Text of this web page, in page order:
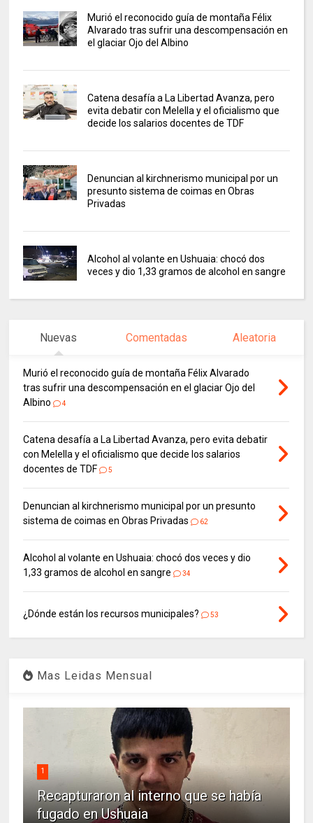
Murió el reconocido guía de montaña Félix
Alvarado tras sufrir una descompensación en
el glaciar Ojo del Albino
Catena desafía a La Libertad Avanza, pero
evita debatir con Melella y el oficialismo que
decide los salarios docentes de TDF
Denuncian al kirchnerismo municipal por un
presunto sistema de coimas en Obras
Privadas
Alcohol al volante en Ushuaia: chocó dos
veces y dio 1,33 gramos de alcohol en sangre
Nuevas Comentadas Aleatoria
Murió el reconocido guía de montaña Félix Alvarado
tras sufrir una descompensación en el glaciar Ojo del
Albino
4
Catena desafía a La Libertad Avanza, pero evita debatir
con Melella y el oficialismo que decide los salarios
docentes de TDF
5
Denuncian al kirchnerismo municipal por un presunto
sistema de coimas en Obras Privadas
62
Alcohol al volante en Ushuaia: chocó dos veces y dio
1,33 gramos de alcohol en sangre
34
¿Dónde están los recursos municipales? 53
Mas Leidas Mensual
1
Recapturaron al interno que se había
fugado en Ushuaia